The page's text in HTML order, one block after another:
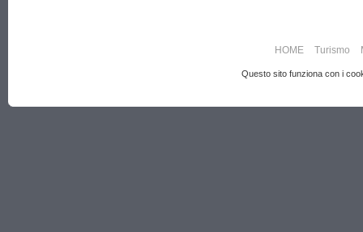
HOME Turismo
Questo sito funziona con i